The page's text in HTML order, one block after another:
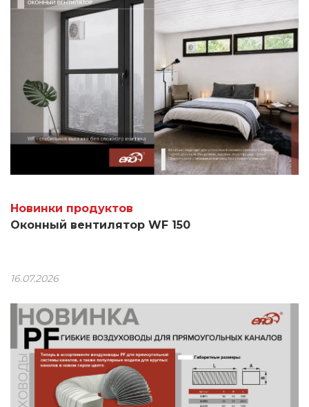
Новинки продуктов
Оконный вентилятор WF 150
16.07.2026